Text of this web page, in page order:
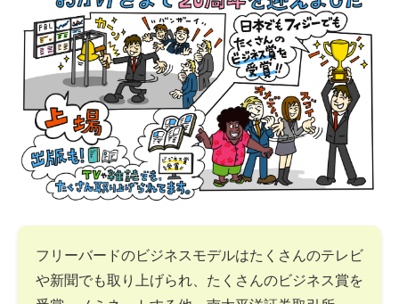
フリーバードのビジネスモデルはたくさんのテレビ
や新聞でも取り上げられ、たくさんのビジネス賞を